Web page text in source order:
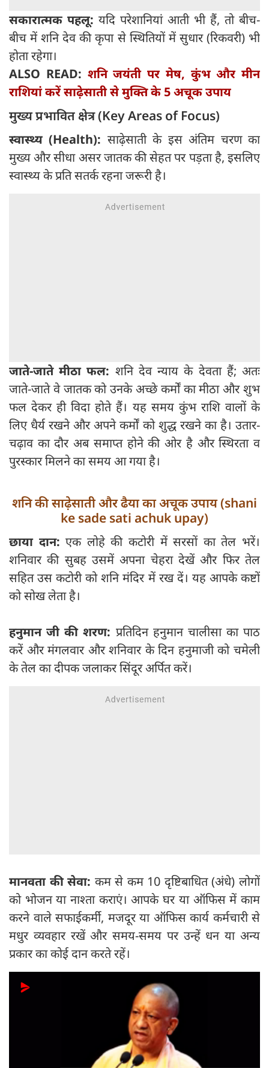
सकारात्मक पहलू: यदि परेशानियां आती भी हैं, तो बीच-
बीच में शनि देव की कृपा से स्थितियों में सुधार (रिकवरी) भी
होता रहेगा।
ALSO READ: शनि जयंती पर मेष, कुंभ और मीन
राशियां करें साढ़ेसाती से मुक्ति के 5 अचूक उपाय
मुख्य प्रभावित क्षेत्र (Key Areas of Focus)
स्वास्थ्य (Health): साढ़ेसाती के इस अंतिम चरण का
मुख्य और सीधा असर जातक की सेहत पर पड़ता है, इसलिए
स्वास्थ्य के प्रति सतर्क रहना जरूरी है।
जाते-जाते मीठा फल: शनि देव न्याय के देवता हैं; अतः
जाते-जाते वे जातक को उनके अच्छे कर्मों का मीठा और शुभ
फल देकर ही विदा होते हैं। यह समय कुंभ राशि वालों के
लिए धैर्य रखने और अपने कर्मों को शुद्ध रखने का है। उतार-
चढ़ाव का दौर अब समाप्त होने की ओर है और स्थिरता व
पुरस्कार मिलने का समय आ गया है।
शनि की साढ़ेसाती और ढैया का अचूक उपाय (shani
ke sade sati achuk upay)
छाया दान:एक लोहे की कटोरी में सरसों का तेल भरें।
शनिवार की सुबह उसमें अपना चेहरा देखें और फिर तेल
सहित उस कटोरी को शनि मंदिर में रख दें। यह आपके कष्टों
को सोख लेता है।
हनुमान जी की शरण: प्रतिदिन हनुमान चालीसा का पाठ
करें और मंगलवार और शनिवार के दिन हनुमाजी को चमेली
के तेल का दीपक जलाकर सिंदूर अर्पित करें।
मानवता की सेवा: कम से कम 10 दृष्टिबाधित (अंधे) लोगों
को भोजन या नाश्ता कराएं। आपके घर या ऑफिस में काम
करने वाले सफाईकर्मी, मजदूर या ऑफिस कार्य कर्मचारी से
मधुर व्यवहार रखें और समय-समय पर उन्हें धन या अन्य
प्रकार का कोई दान करते रहें।